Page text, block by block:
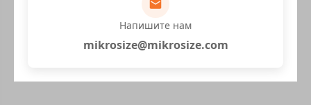
Напишите нам
mikrosize@mikrosize.com